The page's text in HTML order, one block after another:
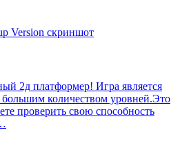
2д платформер! Игра является
количеством уровней.Это
проверить свою способность